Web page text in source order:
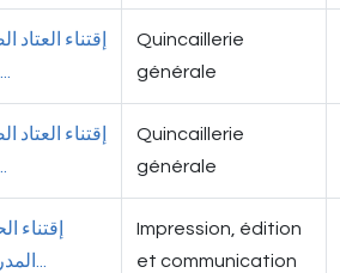
إقتناء العتاد
للمدا...
Quincaillerie
générale
إقتناء العتاد
Quincaillerie
générale
إقتناء
المدرسية...
Impression, édition
et communication